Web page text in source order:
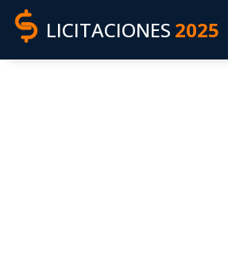
LICITACIONES 2025